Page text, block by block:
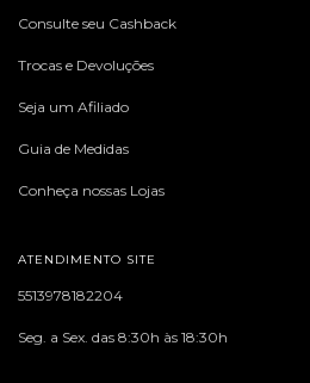
Consulte seu Cashback
Trocas e Devoluções
Seja um Afiliado
Guia de Medidas
Conheça nossas Lojas
ATENDIMENTO SITE
5513978182204
Seg. a Sex. das 8:30h às 18:30h